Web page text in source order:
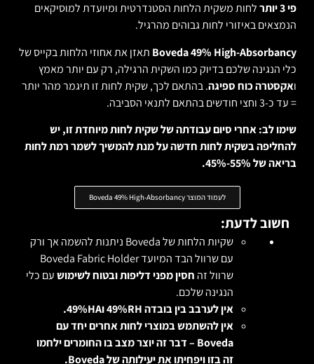
פי 3 יותר
לחות משקית הלחות הסטנדרטית ומיועדת למוסיקאים
הנמצאים באיזורי לחות גבוהים מהרגיל.
Boveda 49% High-Absorbancyתאזן את אחוזי הלחות בקייס של
כלי הנגינה שלכם בדיוק כמו השקית הרגילה, רק עם יותר מאמץ
אקסטרה כוח ספיגה. בהתאם לכך, שקית לחות זו תיגמר מהר יותר
= עד כ-3 וחצי חודשים בהתאם לתנאי הסביבה.
שימו לב: אחרי סיום עבודתה של שקית לחות מיוחדת זו, יש
להחליפה בשקית לחות חדשה על מנת להמשיך לשמר רמת לחות
בריאה של 55%-45%.
לעמוד המוצר Boveda 49% High-Absorbancy
חשוב לדעת:
שקיות הלחות של Boveda ניתנות להשמה אך ורק
עם שרוול הבד המיועד Boveda Fabric Holder
שרוול זהחסין מפני דליפות ובטוח לשימושעם כלי
הנגינה שלכם.
אין לערבב בין בובדה 49%RH ו49%HA.
אין להשתמש במוצרי לחות אחרים יחד עם
Boveda – דבר זה יוצר מצב בו החומרים ילחמו
זה בזו ויפחיתו את יעילותה של Boveda.